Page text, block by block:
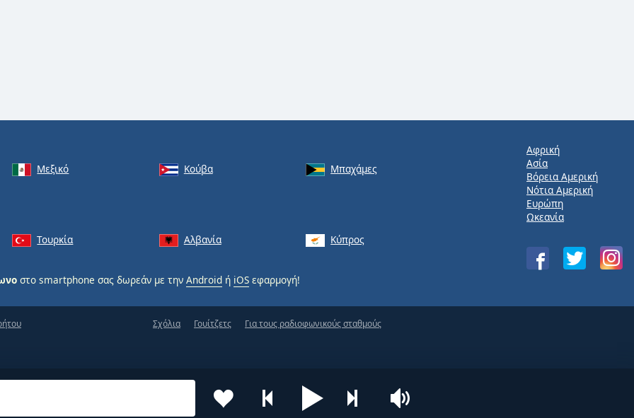
Μεξικό Κούβα
Μπαχάμες
Τουρκία Αλβανία Κύπρος
στο smartphone σας δωρεάν με την Android ή iOS εφαρμογή!
Αφρική
Ασία
Βόρεια Αμερική
Νότια Αμερική
Ευρώπη
Ωκεανία
Σχόλια Γουίτζετς Για τους ραδιοφωνικούς σταθμούς